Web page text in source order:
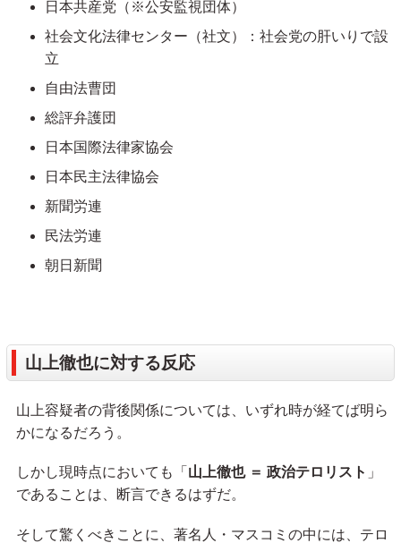
日本共産党（※公安監視団体）
社会文化法律センター（社文）：社会党の肝いりで設
立
自由法曹団
総評弁護団
日本国際法律家協会
日本民主法律協会
新聞労連
民法労連
朝日新聞
山上徹也に対する反応
山上容疑者の背後関係については、いずれ時が経てば明ら
かになるだろう。
しかし現時点においても「 山上徹也 ＝ 政治テロリスト 」
であることは、断言できるはずだ。
そして驚くべきことに、著名人・マスコミの中には、テロ